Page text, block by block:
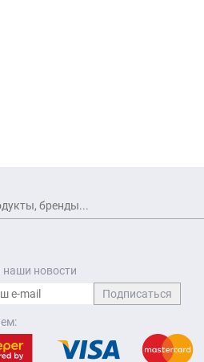
наши новости